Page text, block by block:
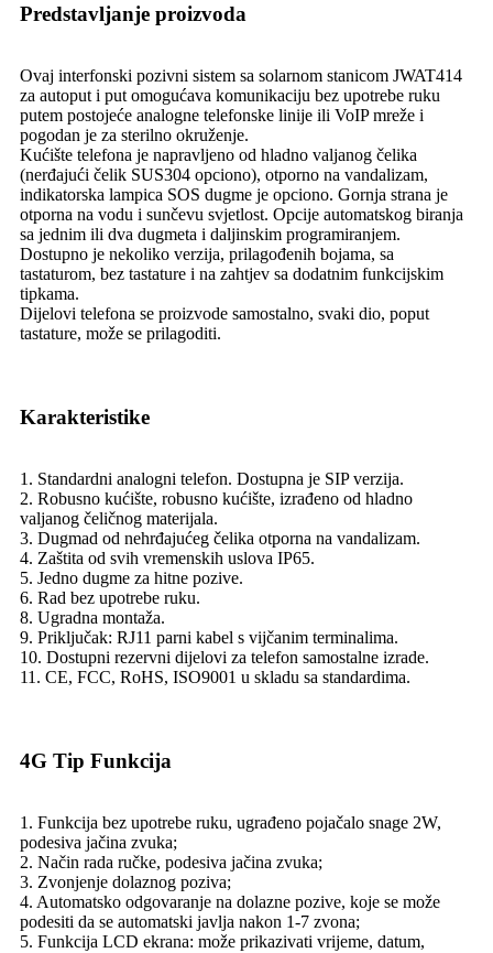
Predstavljanje proizvoda
Ovaj interfonski pozivni sistem sa solarnom stanicom JWAT414
za autoput i put omogućava komunikaciju bez upotrebe ruku
putem postojeće analogne telefonske linije ili VoIP mreže i
pogodan je za sterilno okruženje.
Kućište telefona je napravljeno od hladno valjanog čelika
(nerđajući čelik SUS304 opciono), otporno na vandalizam,
indikatorska lampica SOS dugme je opciono. Gornja strana je
otporna na vodu i sunčevu svjetlost. Opcije automatskog biranja
sa jednim ili dva dugmeta i daljinskim programiranjem.
Dostupno je nekoliko verzija, prilagođenih bojama, sa
tastaturom, bez tastature i na zahtjev sa dodatnim funkcijskim
tipkama.
Dijelovi telefona se proizvode samostalno, svaki dio, poput
tastature, može se prilagoditi.
Karakteristike
1. Standardni analogni telefon. Dostupna je SIP verzija.
2. Robusno kućište, robusno kućište, izrađeno od hladno
valjanog čeličnog materijala.
3. Dugmad od nehrđajućeg čelika otporna na vandalizam.
4. Zaštita od svih vremenskih uslova IP65.
5. Jedno dugme za hitne pozive.
6. Rad bez upotrebe ruku.
8. Ugradna montaža.
9. Priključak: RJ11 parni kabel s vijčanim terminalima.
10. Dostupni rezervni dijelovi za telefon samostalne izrade.
11. CE, FCC, RoHS, ISO9001 u skladu sa standardima.
4G Tip Funkcija
1. Funkcija bez upotrebe ruku, ugrađeno pojačalo snage 2W,
podesiva jačina zvuka;
2. Način rada ručke, podesiva jačina zvuka;
3. Zvonjenje dolaznog poziva;
4. Automatsko odgovaranje na dolazne pozive, koje se može
podesiti da se automatski javlja nakon 1-7 zvona;
5. Funkcija LCD ekrana: može prikazivati ​​vrijeme, datum,